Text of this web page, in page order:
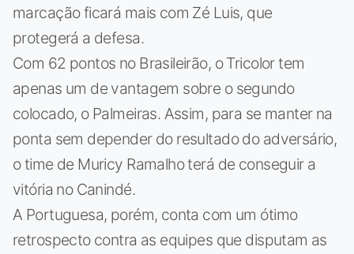
marcação ficará mais com Zé Luis, que
protegerá a defesa.
Com 62 pontos no Brasileirão, o Tricolor tem
apenas um de vantagem sobre o segundo
colocado, o Palmeiras. Assim, para se manter na
ponta sem depender do resultado do adversário,
o time de Muricy Ramalho terá de conseguir a
vitória no Canindé.
A Portuguesa, porém, conta com um ótimo
retrospecto contra as equipes que disputam as